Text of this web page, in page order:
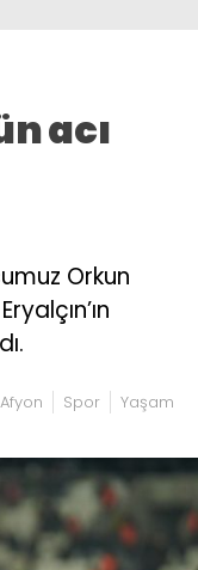
acı
Orkun
Afyon Spor Yaşam